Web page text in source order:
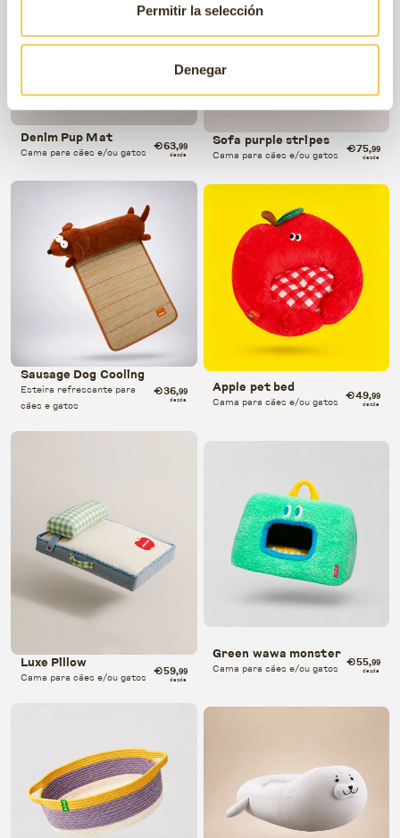
Permitir la selección
Denegar
Denim Pup Mat
Cama para cães e/ou gatos desde
€63,99 Sofa purple stripes
Cama para cães e/ou gatos desde
€75,99
Sausage Dog Cooling
Esteira refrescante para
cães e gatos
desde
€36,99 Apple pet bed
Cama para cães e/ou gatos desde
€49,99
Luxe Pillow
Cama para cães e/ou gatos desde
€59,99
Green wawa monster
Cama para cães e/ou gatos desde
€55,99